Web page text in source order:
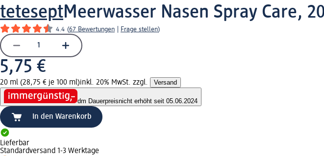
teteseptMeerwasser Nasen Spray Care,
4.4 (67 Bewertungen Frage stellen)
5,75 €
20 ml (28,75 € je 100 ml)inkl. 20% MwSt. zzgl. Versand
dm Dauerpreisnicht erhöht seit 05.06.2024
In den Warenkorb
Lieferbar
Standardversand 1-3 Werktage